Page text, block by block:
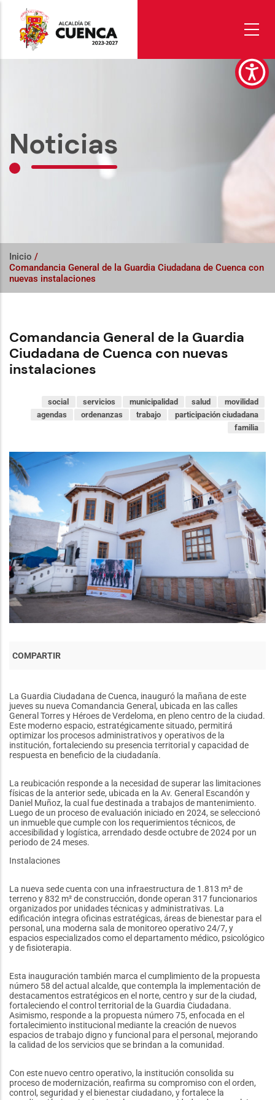
contenido
principal
Noticias
Inicio /
Comandancia General de la Guardia Ciudadana de Cuenca con
nuevas instalaciones
Comandancia General de la Guardia
Ciudadana de Cuenca con nuevas
instalaciones
movilidad
salud
municipalidad
servicios
social
participación ciudadana
trabajo
ordenanzas
agendas
familia
La Guardia Ciudadana de Cuenca, inauguró la mañana de este
jueves su nueva Comandancia General, ubicada en las calles
General Torres y Héroes de Verdeloma, en pleno centro de la ciudad.
Este moderno espacio, estratégicamente situado, permitirá
optimizar los procesos administrativos y operativos de la
institución, fortaleciendo su presencia territorial y capacidad de
respuesta en beneficio de la ciudadanía.
La reubicación responde a la necesidad de superar las limitaciones
físicas de la anterior sede, ubicada en la Av. General Escandón y
Daniel Muñoz, la cual fue destinada a trabajos de mantenimiento.
Luego de un proceso de evaluación iniciado en 2024, se seleccionó
un inmueble que cumple con los requerimientos técnicos, de
accesibilidad y logística, arrendado desde octubre de 2024 por un
periodo de 24 meses.
Instalaciones
La nueva sede cuenta con una infraestructura de 1.813 m² de
terreno y 832 m² de construcción, donde operan 317 funcionarios
organizados por unidades técnicas y administrativas. La
edificación integra oficinas estratégicas, áreas de bienestar para el
personal, una moderna sala de monitoreo operativo 24/7, y
espacios especializados como el departamento médico, psicológico
y de fisioterapia.
Esta inauguración también marca el cumplimiento de la propuesta
número 58 del actual alcalde, que contempla la implementación de
destacamentos estratégicos en el norte, centro y sur de la ciudad,
fortaleciendo el control territorial de la Guardia Ciudadana.
Asimismo, responde a la propuesta número 75, enfocada en el
fortalecimiento institucional mediante la creación de nuevos
espacios de trabajo digno y funcional para el personal, mejorando
la calidad de los servicios que se brindan a la comunidad.
Con este nuevo centro operativo, la institución consolida su
proceso de modernización, reafirma su compromiso con el orden,
control, seguridad y el bienestar ciudadano, y fortalece la